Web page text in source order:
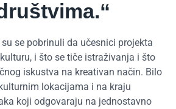
se pobrinuli da učesnici projekta
i što se tiče istraživanja i što
iskustva na kreativan način. Bilo
lokacijama i na kraju
koji odgovaraju na jednostavno